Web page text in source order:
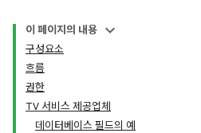
이 페이지의 내용
구성요소
흐름
권한
TV 서비스 제공업체
데이터베이스 필드의 예